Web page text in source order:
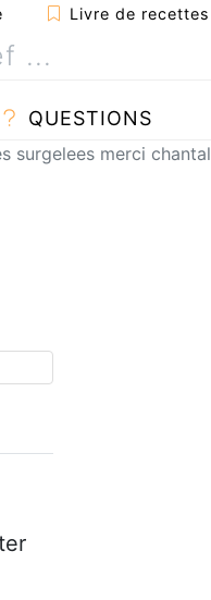
Livre de recettes
QUESTIONS
surgelees merci chantal